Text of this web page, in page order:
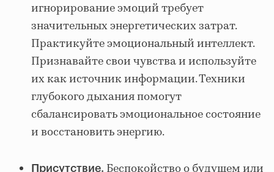
игнорирование эмоций требует
значительных энергетических затрат.
Практикуйте эмоциональный интеллект.
Признавайте свои чувства и используйте
их как источник информации. Техники
глубокого дыхания помогут
сбалансировать эмоциональное состояние
и восстановить энергию.
Присутствие.